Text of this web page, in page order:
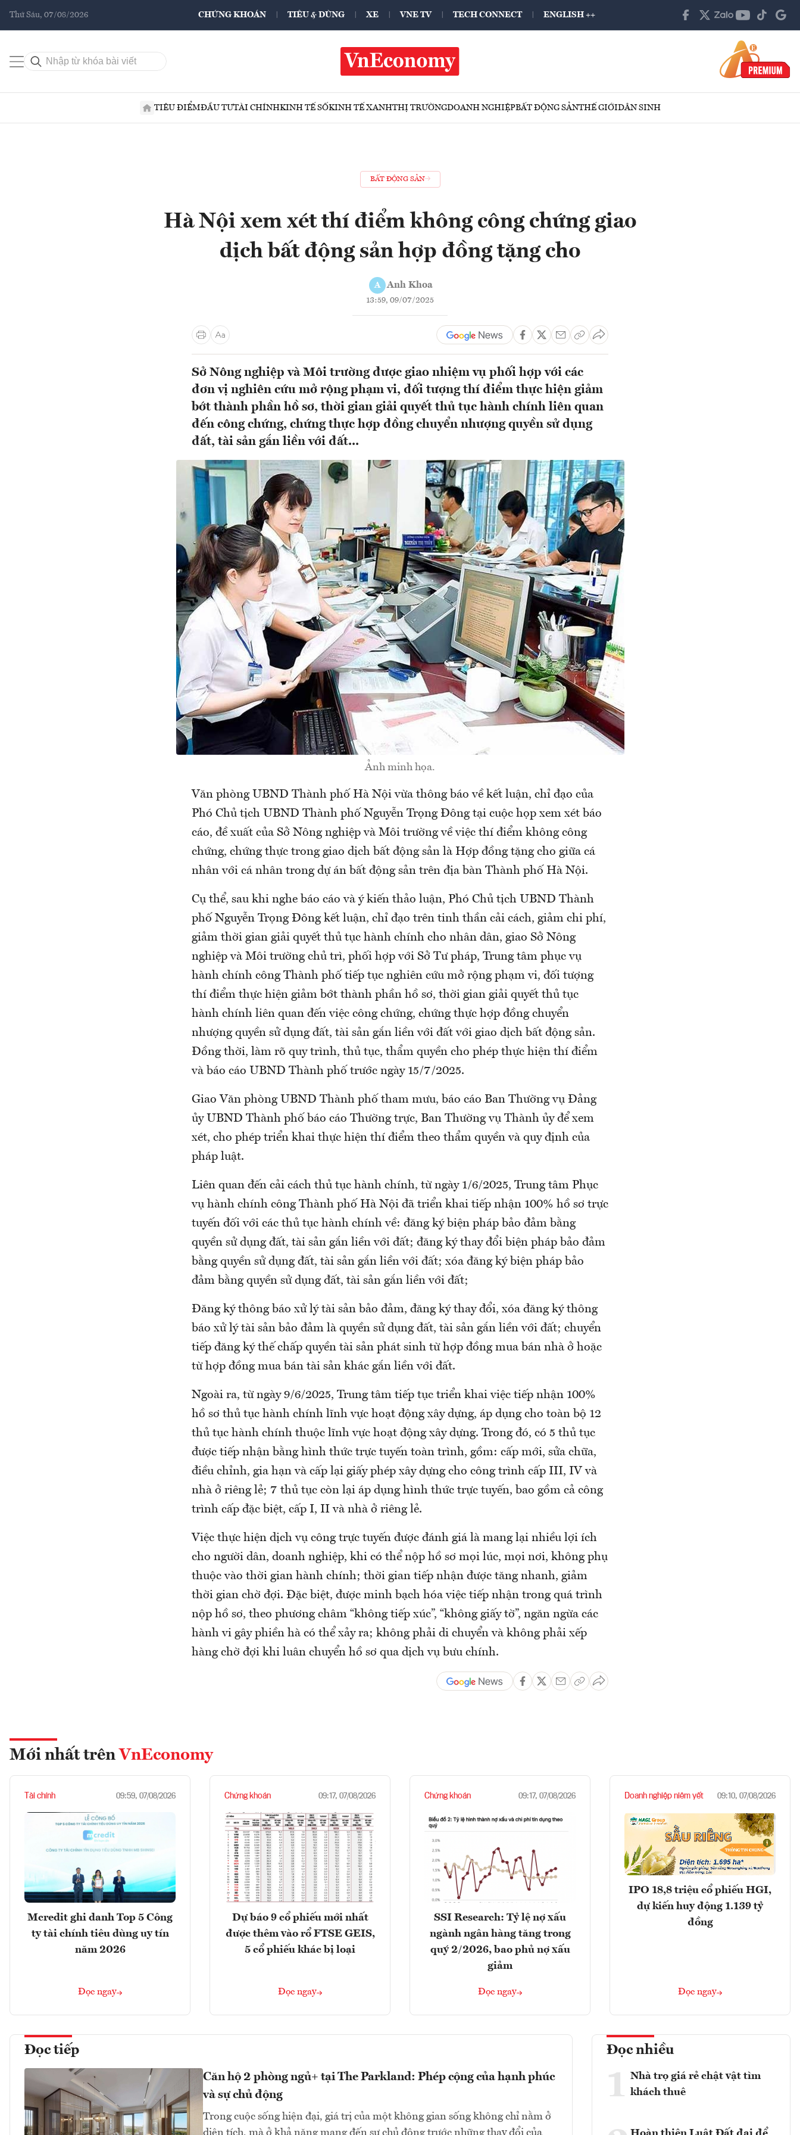
Thứ Sáu, 07/08/2026 CHỨNG KHOÁN TIÊU & DÙNG XE VNE TV TECH CONNECT ENGLISH ++
TIÊU ĐIỂMĐẦU TƯTÀI CHÍNHKINH TẾ SỐKINH TẾ XANHTHỊ TRƯỜNGDOANH NGHIỆPBẤT ĐỘNG SẢNTHẾ GIỚIDÂN SINH
BẤT ĐỘNG SẢN
Hà Nội xem xét thí điểm không công chứng giao
dịch bất động sản hợp đồng tặng cho
A Anh Khoa
13:59, 09/07/2025
Sở Nông nghiệp và Môi trường được giao nhiệm vụ phối hợp với các
đơn vị nghiên cứu mở rộng phạm vi, đối tượng thí điểm thực hiện giảm
bớt thành phần hồ sơ, thời gian giải quyết thủ tục hành chính liên quan
đến công chứng, chứng thực hợp đồng chuyển nhượng quyền sử dụng
đất, tài sản gắn liền với đất...
Ảnh minh họa.
Văn phòng UBND Thành phố Hà Nội vừa thông báo về kết luận, chỉ đạo của
Phó Chủ tịch UBND Thành phố Nguyễn Trọng Đông tại cuộc họp xem xét báo
cáo, đề xuất của Sở Nông nghiệp và Môi trường về việc thí điểm không công
chứng, chứng thực trong giao dịch bất động sản là Hợp đồng tặng cho giữa cá
nhân với cá nhân trong dự án bất động sản trên địa bàn Thành phố Hà Nội.
Cụ thể, sau khi nghe báo cáo và ý kiến thảo luận, Phó Chủ tịch UBND Thành
phố Nguyễn Trọng Đông kết luận, chỉ đạo trên tinh thần cải cách, giảm chi phí,
giảm thời gian giải quyết thủ tục hành chính cho nhân dân, giao Sở Nông
nghiệp và Môi trường chủ trì, phối hợp với Sở Tư pháp, Trung tâm phục vụ
hành chính công Thành phố tiếp tục nghiên cứu mở rộng phạm vi, đối tượng
thí điểm thực hiện giảm bớt thành phần hồ sơ, thời gian giải quyết thủ tục
hành chính liên quan đến việc công chứng, chứng thực hợp đồng chuyển
nhượng quyền sử dụng đất, tài sản gắn liền với đất với giao dịch bất động sản.
Đồng thời, làm rõ quy trình, thủ tục, thẩm quyền cho phép thực hiện thí điểm
và báo cáo UBND Thành phố trước ngày 15/7/2025.
Giao Văn phòng UBND Thành phố tham mưu, báo cáo Ban Thường vụ Đảng
ủy UBND Thành phố báo cáo Thường trực, Ban Thường vụ Thành ủy để xem
xét, cho phép triển khai thực hiện thí điểm theo thẩm quyền và quy định của
pháp luật.
Liên quan đến cải cách thủ tục hành chính, từ ngày 1/6/2025, Trung tâm Phục
vụ hành chính công Thành phố Hà Nội đã triển khai tiếp nhận 100% hồ sơ trực
tuyến đối với các thủ tục hành chính về: đăng ký biện pháp bảo đảm bằng
quyền sử dụng đất, tài sản gắn liền với đất; đăng ký thay đổi biện pháp bảo đảm
bằng quyền sử dụng đất, tài sản gắn liền với đất; xóa đăng ký biện pháp bảo
đảm bằng quyền sử dụng đất, tài sản gắn liền với đất;
Đăng ký thông báo xử lý tài sản bảo đảm, đăng ký thay đổi, xóa đăng ký thông
báo xử lý tài sản bảo đảm là quyền sử dụng đất, tài sản gắn liền với đất; chuyển
tiếp đăng ký thế chấp quyền tài sản phát sinh từ hợp đồng mua bán nhà ở hoặc
từ hợp đồng mua bán tài sản khác gắn liền với đất.
Ngoài ra, từ ngày 9/6/2025, Trung tâm tiếp tục triển khai việc tiếp nhận 100%
hồ sơ thủ tục hành chính lĩnh vực hoạt động xây dựng, áp dụng cho toàn bộ 12
thủ tục hành chính thuộc lĩnh vực hoạt động xây dựng. Trong đó, có 5 thủ tục
được tiếp nhận bằng hình thức trực tuyến toàn trình, gồm: cấp mới, sửa chữa,
điều chỉnh, gia hạn và cấp lại giấy phép xây dựng cho công trình cấp III, IV và
nhà ở riêng lẻ; 7 thủ tục còn lại áp dụng hình thức trực tuyến, bao gồm cả công
trình cấp đặc biệt, cấp I, II và nhà ở riêng lẻ.
Việc thực hiện dịch vụ công trực tuyến được đánh giá là mang lại nhiều lợi ích
cho người dân, doanh nghiệp, khi có thể nộp hồ sơ mọi lúc, mọi nơi, không phụ
thuộc vào thời gian hành chính; thời gian tiếp nhận được tăng nhanh, giảm
thời gian chờ đợi. Đặc biệt, được minh bạch hóa việc tiếp nhận trong quá trình
nộp hồ sơ, theo phương châm “không tiếp xúc”, “không giấy tờ”, ngăn ngừa các
hành vi gây phiền hà có thể xảy ra; không phải di chuyển và không phải xếp
hàng chờ đợi khi luân chuyển hồ sơ qua dịch vụ bưu chính.
Mới nhất trên VnEconomy
Tài chính 09:59, 07/08/2026
Mcredit ghi danh Top 5 Công
ty tài chính tiêu dùng uy tín
năm 2026
Đọc ngay
Chứng khoán 09:17, 07/08/2026
Dự báo 9 cổ phiếu mới nhất
được thêm vào rổ FTSE GEIS,
5 cổ phiếu khác bị loại
Đọc ngay
Chứng khoán 09:17, 07/08/2026
SSI Research: Tỷ lệ nợ xấu
ngành ngân hàng tăng trong
quý 2/2026, bao phủ nợ xấu
giảm
Đọc ngay
Doanh nghiệp niêm yết 09:10, 07/08/2026
IPO 18,8 triệu cổ phiếu HGI,
dự kiến huy động 1.139 tỷ
đồng
Đọc ngay
Đọc tiếp
Căn hộ 2 phòng ngủ+ tại The Parkland: Phép cộng của hạnh phúc
và sự chủ động
Trong cuộc sống hiện đại, giá trị của một không gian sống không chỉ nằm ở
diện tích, mà ở khả năng mang đến sự chủ động trước những thay đổi của
Đọc nhiều
1 Nhà trọ giá rẻ chật vật tìm
khách thuê